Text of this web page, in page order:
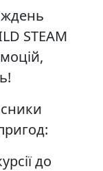
STEAM
до